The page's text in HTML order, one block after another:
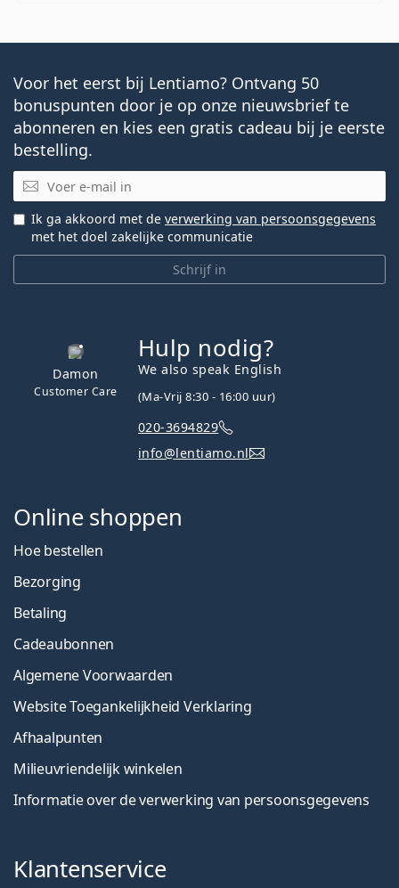
Voor het eerst bij Lentiamo? Ontvang 50
bonuspunten door je op onze nieuwsbrief te
abonneren en kies een gratis cadeau bij je eerste
bestelling.
E-mail
Schrijf in
Ik ga akkoord met de verwerking van persoonsgegevens
met het doel zakelijke communicatie
Damon
Customer Care
Hulp nodig?
We also speak English
(Ma-Vrij 8:30 - 16:00 uur)
020-3694829
info@lentiamo.nl
Online shoppen
Hoe bestellen
Bezorging
Betaling
Cadeaubonnen
Algemene Voorwaarden
Website Toegankelijkheid Verklaring
Afhaalpunten
Milieuvriendelijk winkelen
Informatie over de verwerking van persoonsgegevens
Klantenservice